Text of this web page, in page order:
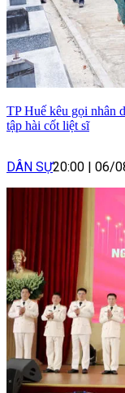
TP Huế kêu gọi nhân
tập hài cốt liệt sĩ
DÂN SỰ20:00 | 06/